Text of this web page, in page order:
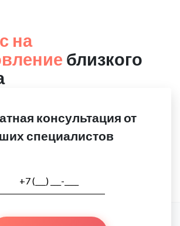
на
близкого
консультация от
специалистов